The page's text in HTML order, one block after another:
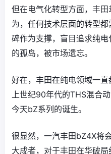
但在电气化转型方面，丰
为，任何技术层面的转型
碑作为支撑，盲目追求纯
的孤岛，被市场遗忘。
好在，丰田在纯电领域一
上世纪90年代的THS混合
今天bZ系列的诞生。
很显然，一汽丰田bZ4X将
大成者，对于丰田在华破